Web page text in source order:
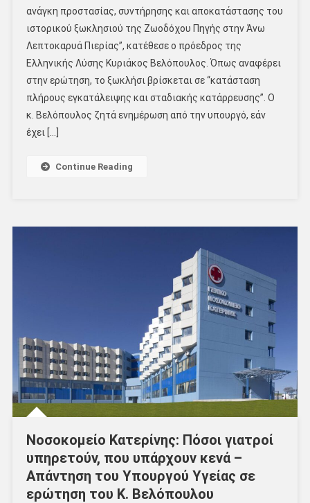
ανάγκη προστασίας, συντήρησης και αποκατάστασης του
ιστορικού ξωκλησιού της Ζωοδόχου Πηγής στην Άνω
Λεπτοκαρυά Πιερίας”, κατέθεσε ο πρόεδρος της
Ελληνικής Λύσης Κυριάκος Βελόπουλος. Όπως αναφέρει
στην ερώτηση, το ξωκλήσι βρίσκεται σε “κατάσταση
πλήρους εγκατάλειψης και σταδιακής κατάρρευσης”. Ο
κ. Βελόπουλος ζητά ενημέρωση από την υπουργό, εάν
έχει […]
Continue Reading
Νοσοκομείο Κατερίνης: Πόσοι γιατροί
υπηρετούν, που υπάρχουν κενά –
Απάντηση του Υπουργού Υγείας σε
ερώτηση του Κ. Βελόπουλου